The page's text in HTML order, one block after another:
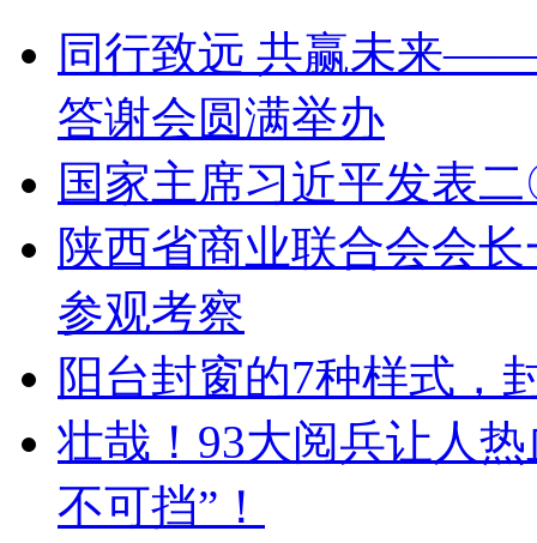
同行致远 共赢未来
答谢会圆满举办
国家主席习近平发表
陕西省商业联合会会
参观考察
阳台封窗的7种样式，
壮哉！93大阅兵让人
不可挡”！